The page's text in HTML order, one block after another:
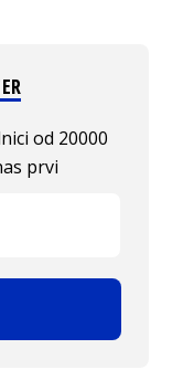
od 20000
prvi